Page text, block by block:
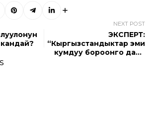
NEXT POST
ЭКСПЕРТ:
“Кыргызстандыктар эми
кумдуу бороонго даяр